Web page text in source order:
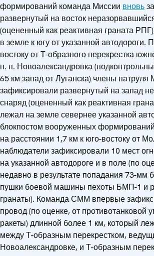
формирований команда Миссии вновь
развернутый на восток
(оцененный как реактивная граната
в земле к югу от указанной автодороги.
востоку от Т-образного перекрестка
н. п. Новоалександровка
65 км запад от Луганска) члены
зафиксировали развернутый на запад
снаряд (оцененный как реактивная
лежал на земле севернее указанной
блокпостом вооруженных
на расстоянии 1,7 км к юго-востоку от
наблюдатели зафиксировали 10 мест
на указанной автодороге и в поле (по
недавно в результате попадания 73-мм
пушки боевой машины пехоты БМП-1 и
гранаты). Команда СММ впервые
провод (по оценке, от противотанковой
ракеты) длинной более 1 км, который
между Т-образным перекрестком,
Новоалександровке, и Т-образным